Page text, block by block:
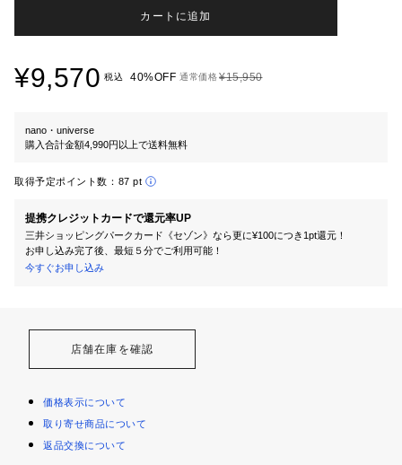
カートに追加
¥9,570 税込 40%OFF 通常価格¥15,950
nano・universe
購入合計金額4,990円以上で送料無料
取得予定ポイント数： 87 pt
提携クレジットカードで還元率UP
三井ショッピングパークカード《セゾン》なら更に¥100につき1pt還元！
お申し込み完了後、最短５分でご利用可能！
今すぐお申し込み
店舗在庫を確認
価格表示について
取り寄せ商品について
返品交換について